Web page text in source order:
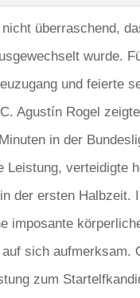
überraschend,
wurde.
und feierte
Agustín Rogel
in der
Leistung, verteidigte
der ersten Halbzeit.
imposante
sich aufmerksam.
zum